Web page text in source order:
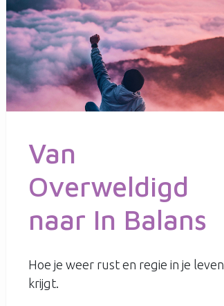
Van
Overweldigd
naar In Balans
Hoe je weer rust en regie in je leven
krijgt.